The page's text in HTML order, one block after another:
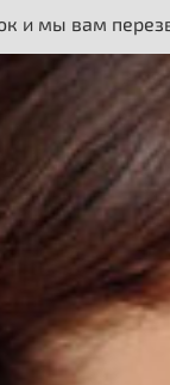
и мы вам